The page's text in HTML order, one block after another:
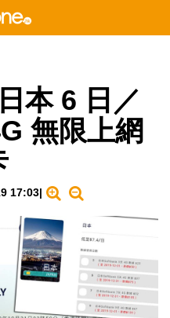
本 6 日／
無限上網
17:03|